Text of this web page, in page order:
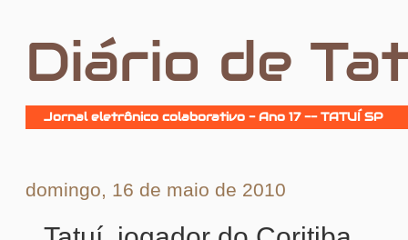
Diário de
Jornal eletrônico colaborativo - Ano 17 -- TATUÍ SP
domingo, 16 de maio de 2010